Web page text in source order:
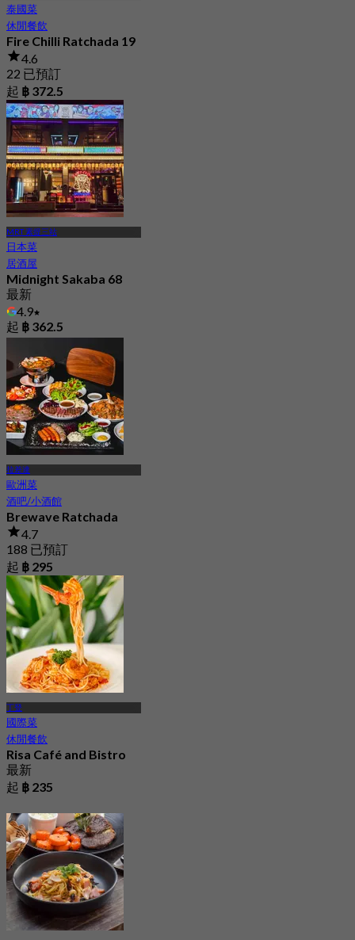
泰國菜
休閒餐飲
Fire Chilli Ratchada 19
4.6
22 已預訂
起 ฿ 372.5
MRT 素提三站
日本菜
居酒屋
Midnight Sakaba 68
最新
4.9
起 ฿ 362.5
拉差達
歐洲菜
酒吧/小酒館
Brewave Ratchada
4.7
188 已預訂
起 ฿ 295
丁登
國際菜
休閒餐飲
Risa Café and Bistro
最新
起 ฿ 235